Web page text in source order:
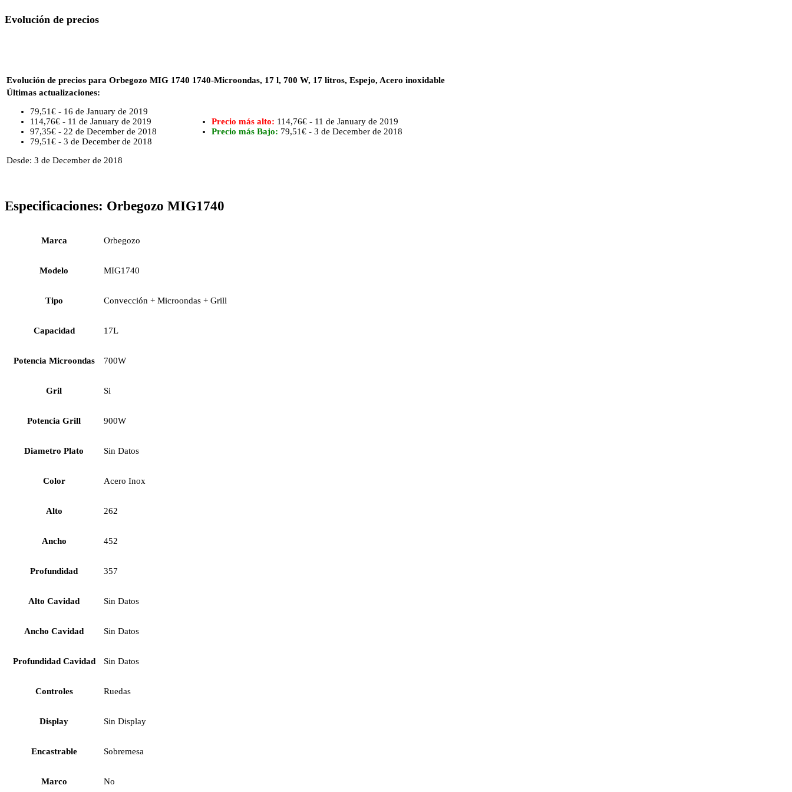
Evolución de precios
Evolución de precios para Orbegozo MIG 1740 1740-Microondas, 17 l, 700 W, 17 litros, Espejo, Acero inoxidable
Últimas actualizaciones:
79,51€ - 16 de January de 2019
114,76€ - 11 de January de 2019
97,35€ - 22 de December de 2018
79,51€ - 3 de December de 2018
Desde: 3 de December de 2018
Precio más alto: 114,76€ - 11 de January de 2019
Precio más Bajo: 79,51€ - 3 de December de 2018
Especificaciones: Orbegozo MIG1740
Marca Orbegozo
Modelo MIG1740
Tipo Convección + Microondas + Grill
Capacidad 17L
Potencia Microondas 700W
Gril Si
Potencia Grill 900W
Diametro Plato Sin Datos
Color Acero Inox
Alto 262
Ancho 452
Profundidad 357
Alto Cavidad Sin Datos
Ancho Cavidad Sin Datos
Profundidad Cavidad Sin Datos
Controles Ruedas
Display Sin Display
Encastrable Sobremesa
Marco No